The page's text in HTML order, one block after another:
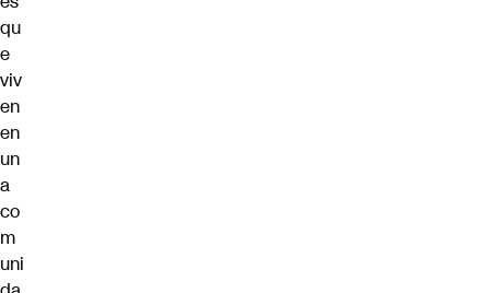
qu
e
viv
en
en
un
a
co
m
uni